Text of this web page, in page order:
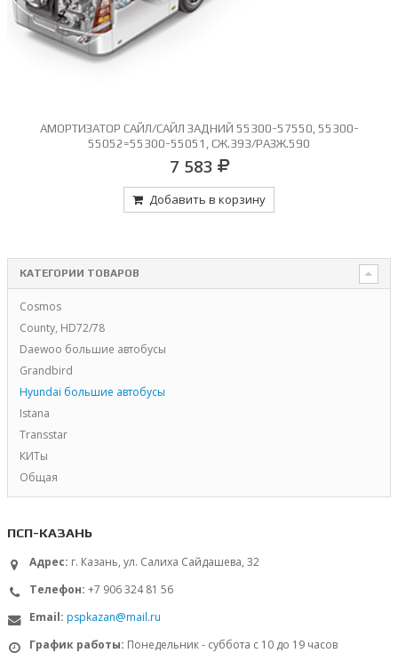
АМОРТИЗАТОР САЙЛ/САЙЛ ЗАДНИЙ 55300-57550, 55300-
55052=55300-55051, СЖ.393/РАЗЖ.590
7 583
Добавить в корзину
КАТЕГОРИИ ТОВАРОВ
Cosmos
County, HD72/78
Daewoo большие автобусы
Grandbird
Hyundai большие автобусы
Istana
Transstar
КИТы
Общая
ПСП-КАЗАНЬ
Адрес: г. Казань, ул. Салиха Сайдашева, 32
Телефон: +7 906 324 81 56
Email: pspkazan@mail.ru
График работы: Понедельник - суббота с 10 до 19 часов